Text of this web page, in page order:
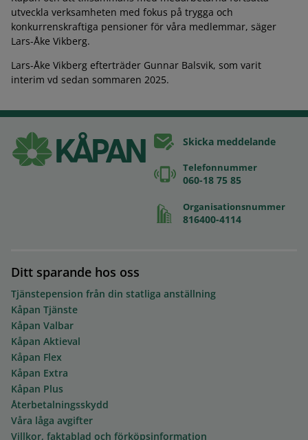
utveckla verksamheten med fokus på trygga och
konkurrenskraftiga pensioner för våra medlemmar, säger
Lars-Åke Vikberg.
Lars-Åke Vikberg efterträder Gunnar Balsvik, som varit
interim vd sedan sommaren 2025.
Skicka meddelande
Telefonnummer
060-18 75 85
Organisationsnummer
816400-4114
Ditt sparande hos oss
Tjänstepension från din statliga anställning
Kåpan Tjänste
Kåpan Valbar
Kåpan Aktieval
Kåpan Flex
Kåpan Extra
Kåpan Plus
Återbetalningsskydd
Våra låga avgifter
Villkor, faktablad och förköpsinformation